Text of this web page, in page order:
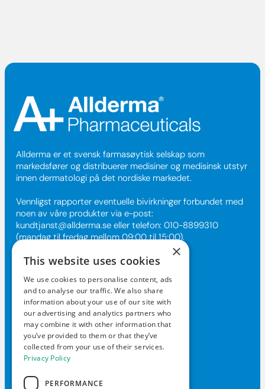
Allderma er et svensk farmasøytisk selskap som
markedsfører og distribuerer medisiner og medisinsk utstyr
innen dermatologi på det nordiske markedet.
Vennligst rapporter eventuelle bivirkninger forbundet med
noen av våre produkter via e-post:
kundtjanst@allderma.seeller telefon: 010-8899310
(mandag til fredag mellom 09:00 til 15:00).
Kontakt oss
kundtjanst@allderma.se
+46108-89 93 10
Boks 1890, 116 74 Stockholm
Man-fre 09.00-15.00
×
This website uses cookies
We use cookies to personalise content, ads
and to analyse our traffic. We also share
information about your use of our site with
our advertising and analytics partners who
may combine it with other information that
you’ve provided to them or that they’ve
collected from your use of their services.
Privacy Policy
PERFORMANCE